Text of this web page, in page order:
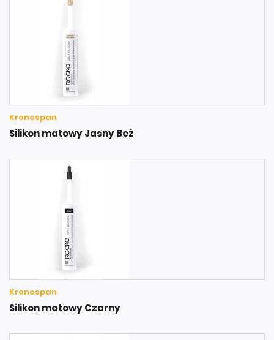
Kronospan
Silikon matowy Jasny Beż
Kronospan
Silikon matowy Czarny